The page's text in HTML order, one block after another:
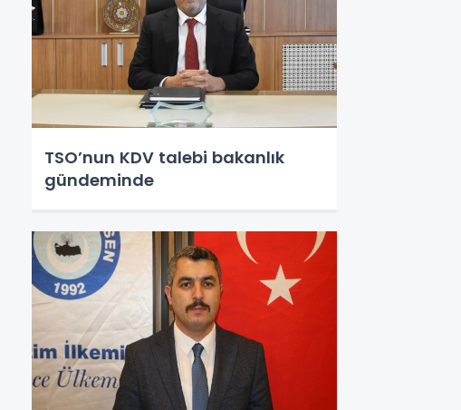
TSO’nun KDV talebi bakanlık
gündeminde